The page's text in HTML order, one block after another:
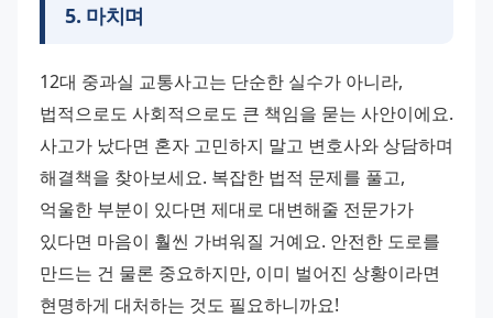
5. 마치며
12대 중과실 교통사고는 단순한 실수가 아니라,
법적으로도 사회적으로도 큰 책임을 묻는 사안이에요.
사고가 났다면 혼자 고민하지 말고 변호사와 상담하며
해결책을 찾아보세요. 복잡한 법적 문제를 풀고,
억울한 부분이 있다면 제대로 대변해줄 전문가가
있다면 마음이 훨씬 가벼워질 거예요. 안전한 도로를
만드는 건 물론 중요하지만, 이미 벌어진 상황이라면
현명하게 대처하는 것도 필요하니까요!